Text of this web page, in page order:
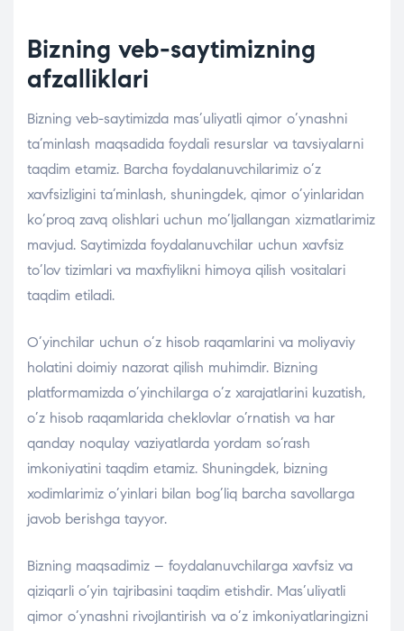
Bizning veb-saytimizning
afzalliklari
Bizning veb-saytimizda mas’uliyatli qimor o’ynashni
ta’minlash maqsadida foydali resurslar va tavsiyalarni
taqdim etamiz. Barcha foydalanuvchilarimiz o’z
xavfsizligini ta’minlash, shuningdek, qimor o’yinlaridan
ko’proq zavq olishlari uchun mo’ljallangan xizmatlarimiz
mavjud. Saytimizda foydalanuvchilar uchun xavfsiz
to’lov tizimlari va maxfiylikni himoya qilish vositalari
taqdim etiladi.
O’yinchilar uchun o’z hisob raqamlarini va moliyaviy
holatini doimiy nazorat qilish muhimdir. Bizning
platformamizda o’yinchilarga o’z xarajatlarini kuzatish,
o’z hisob raqamlarida cheklovlar o’rnatish va har
qanday noqulay vaziyatlarda yordam so’rash
imkoniyatini taqdim etamiz. Shuningdek, bizning
xodimlarimiz o’yinlari bilan bog’liq barcha savollarga
javob berishga tayyor.
Bizning maqsadimiz – foydalanuvchilarga xavfsiz va
qiziqarli o’yin tajribasini taqdim etishdir. Mas’uliyatli
qimor o’ynashni rivojlantirish va o’z imkoniyatlaringizni